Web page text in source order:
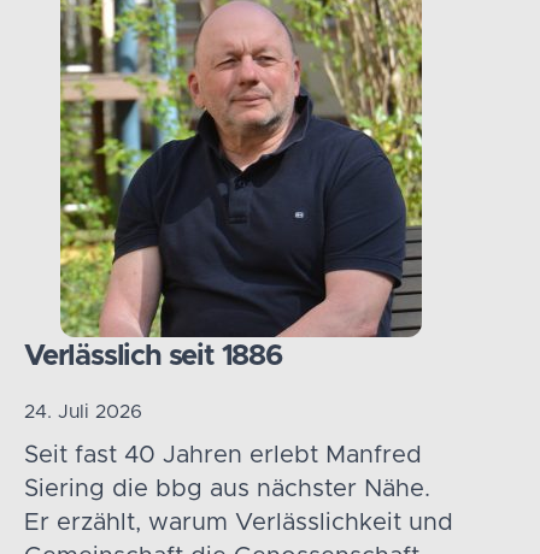
Verlässlich seit 1886
24. Juli 2026
Seit fast 40 Jahren erlebt Manfred
Siering die bbg aus nächster Nähe.
Er erzählt, warum Verlässlichkeit und